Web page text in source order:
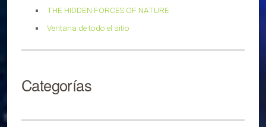
THE HIDDEN FORCES OF NATURE
Ventana de todo el sitio
Categorías